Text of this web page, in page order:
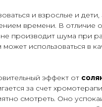
и взрослые и дети,
времени. В отличие
производит шума при
может использоваться в
эффект от
за счет
смотреть. Оно